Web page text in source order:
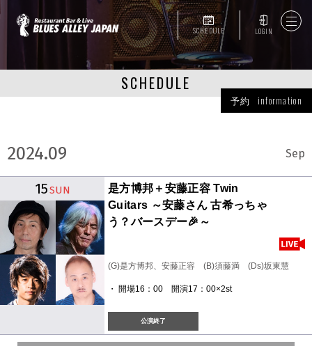
SCHEDULE LOGIN
SCHEDULE
予約 information
2024.09 Sep
15SUN
是方博邦＋安藤正容 Twin
Guitars ～安藤さん 古希っちゃ
う？バースデー🎉～
(G)是方博邦、安藤正容 (B)須藤満 (Ds)坂東慧
・ 開場16：00 開演17：00×2st
公演終了